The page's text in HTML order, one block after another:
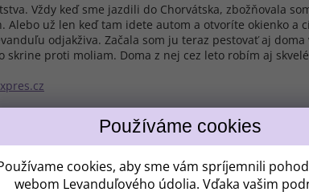
cookies, aby sme vám spríjemnili
webom Levanduľového údolia. Vďaka vašim
Vždy keď sme jazdili do Chorvátska, zbožňovala
Alebo už len keď tam idete autom a otvoríte okienko a
odjakživa. Začala som ju teraz pestovať aj
skrine proti moliam. Doma z nej cez leto robím aj